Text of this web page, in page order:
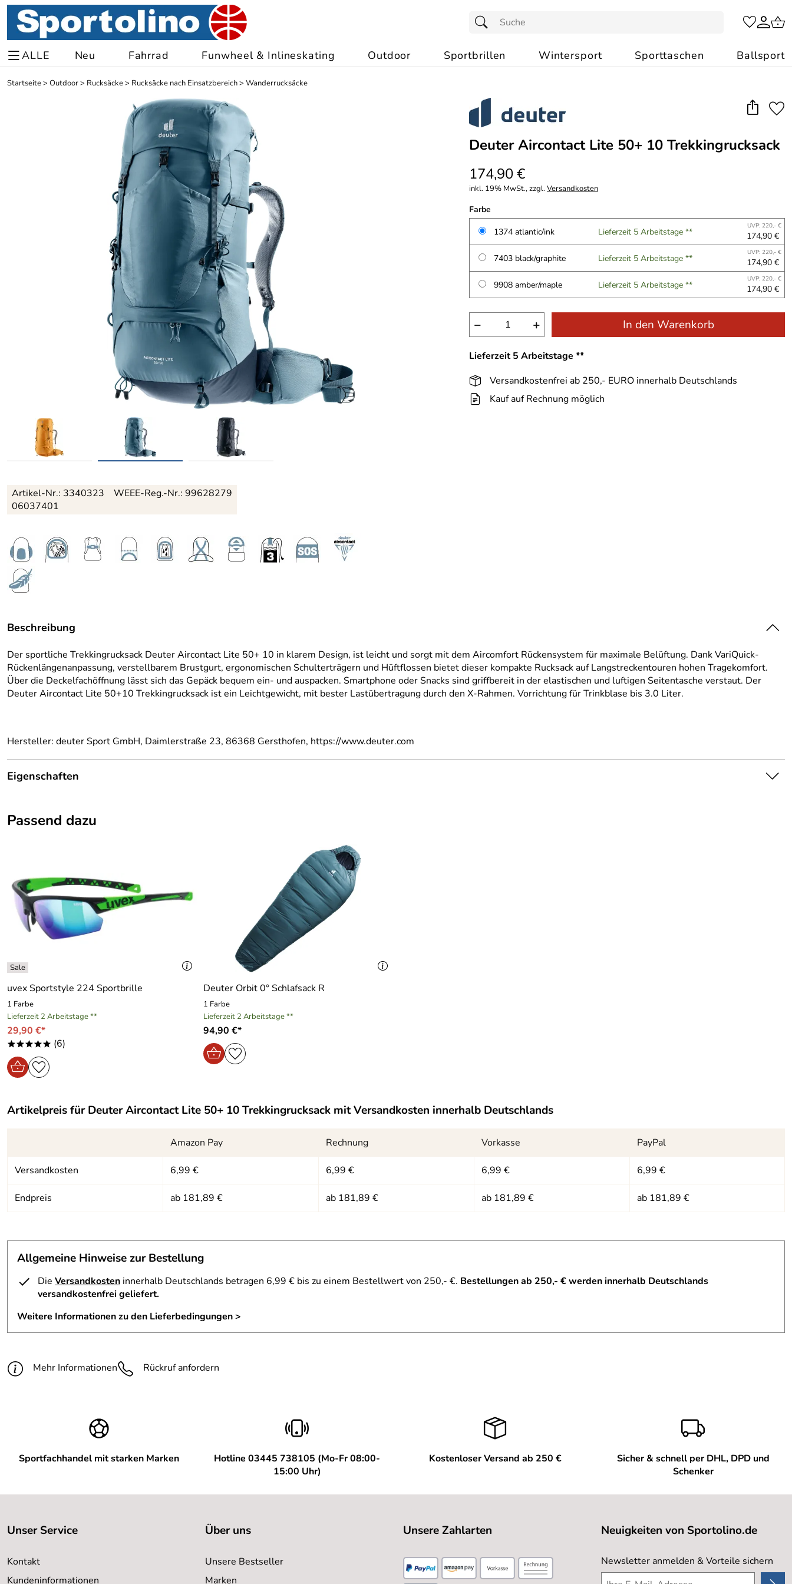
ALLE Neu Fahrrad Funwheel & Inlineskating Outdoor Sportbrillen Wintersport Sporttaschen Ballsport
Startseite> Outdoor> Rucksäcke> Rucksäcke nach Einsatzbereich> Wanderrucksäcke
Deuter Aircontact Lite 50+ 10 Trekkingrucksack
174,90 €
inkl. 19% MwSt., zzgl.Versandkosten
Farbe
1374 atlantic/ink
Lieferzeit 5 Arbeitstage ** UVP: 220,- €
174,90 €
7403 black/graphite
Lieferzeit 5 Arbeitstage ** UVP: 220,- €
174,90 €
9908 amber/maple
Lieferzeit 5 Arbeitstage ** UVP: 220,- €
174,90 €
− + In den Warenkorb
Lieferzeit 5 Arbeitstage **
Versandkostenfrei ab 250,- EURO innerhalb Deutschlands
Kauf auf Rechnung möglich
Artikel-Nr.: 3340323
06037401
WEEE-Reg.-Nr.: 99628279
Beschreibung
Der sportliche Trekkingrucksack Deuter Aircontact Lite 50+ 10 in klarem Design, ist leicht und sorgt mit dem Aircomfort Rückensystem für maximale Belüftung. Dank VariQuick-
Rückenlängenanpassung, verstellbarem Brustgurt, ergonomischen Schulterträgern und Hüftflossen bietet dieser kompakte Rucksack auf Langstreckentouren hohen Tragekomfort.
Über die Deckelfachöffnung lässt sich das Gepäck bequem ein- und auspacken. Smartphone oder Snacks sind griffbereit in der elastischen und luftigen Seitentasche verstaut. Der
Deuter Aircontact Lite 50+10 Trekkingrucksack ist ein Leichtgewicht, mit bester Lastübertragung durch den X-Rahmen. Vorrichtung für Trinkblase bis 3.0 Liter.
Hersteller: deuter Sport GmbH, Daimlerstraße 23, 86368 Gersthofen, https://www.deuter.com
Eigenschaften
Gewicht:
ca. 1.640 g
140D Polyamid Ripstop / 600 Denier Polyestergarn recycelt
Volumen:
ca. 50 + 10 Liter
Passend dazu
uvex Sportstyle 224 Sportbrille
1 Farbe
Lieferzeit 2 Arbeitstage **
29,90 €*
***** (6)
Deuter Orbit 0° Schlafsack R
1 Farbe
Lieferzeit 2 Arbeitstage **
94,90 €*
Artikelpreis fürDeuter Aircontact Lite 50+ 10 Trekkingrucksack mit Versandkosten innerhalb Deutschlands
Amazon Pay Rechnung Vorkasse PayPal
Versandkosten 6,99 € 6,99 € 6,99 € 6,99 €
Endpreis ab 181,89 € ab 181,89 € ab 181,89 € ab 181,89 €
Allgemeine Hinweise zur Bestellung
Die Versandkosten innerhalb Deutschlands betragen 6,99 € bis zu einem Bestellwert von 250,- €. Bestellungen ab 250,- € werden innerhalb Deutschlands
versandkostenfrei geliefert.
Weitere Informationen zu den Lieferbedingungen >
Mehr Informationen Rückruf anfordern
Sportfachhandel mit starken Marken
Hotline 03445 738105 (Mo-Fr 08:00-
15:00 Uhr)
Kostenloser Versand ab 250 €
Sicher & schnell per DHL, DPD und
Schenker
Unser Service
Kontakt
Kundeninformationen
Über uns
Unsere Bestseller
Marken
Unsere Zahlarten Neuigkeiten von Sportolino.de
Newsletter anmelden & Vorteile sichern